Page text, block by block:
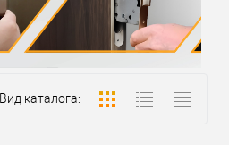
Вид каталога: